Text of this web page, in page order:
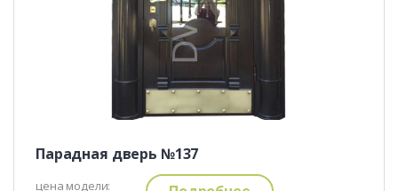
Парадная дверь №137
цена модели: